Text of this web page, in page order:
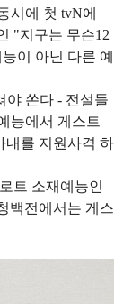
시에 첫 tvN에
"지구는 무슨12
이 아닌 다른 예
야 쏜다 - 전설들
능에서 게스트
내를 지원사격 하
트 소재예능인
백전에서는 게스